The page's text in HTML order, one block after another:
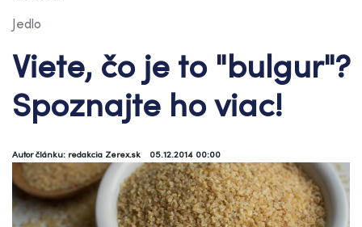
Jedlo
Viete, čo je to "bulgur"?
Spoznajte ho viac!
Autor článku: redakcia Zerex.sk 05.12.2014 00:00